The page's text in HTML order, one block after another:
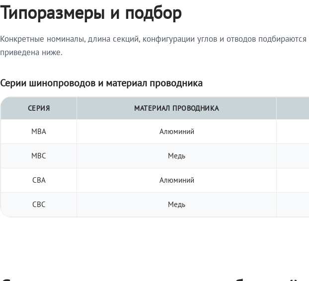
Типоразмеры и подбор
Конкретные номиналы, длина секций, конфигурации углов и отводов
приведена ниже.
Серии шинопроводов и материал проводника
СЕРИЯ МАТЕРИАЛ ПРОВОДНИКА
МВА Алюминий
МВС Медь
СВА Алюминий
СВС Медь